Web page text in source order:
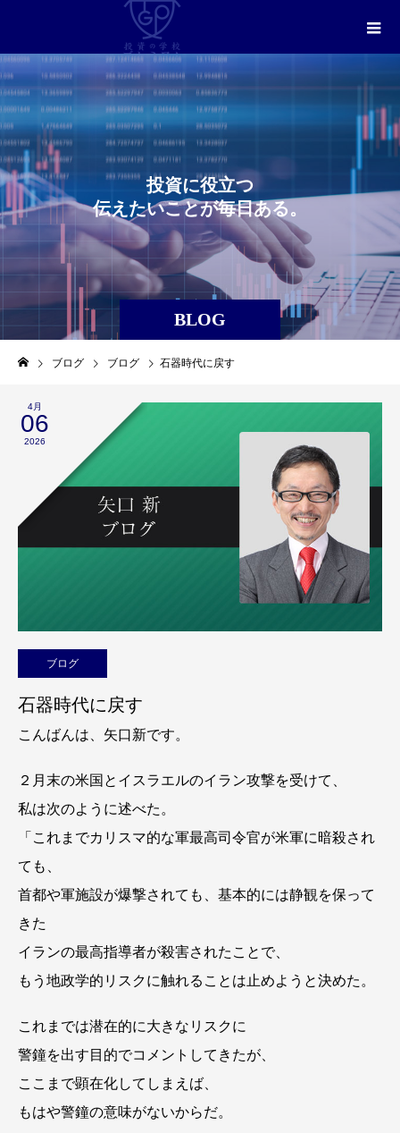
BLOG
投資に役立つ
伝え たいことが毎日ある。
ブログ ブログ 石器時代に戻す
4月
06
2026
ブログ
石器時代に戻す
こんばんは、矢口新です。
２月末の米国とイスラエルのイラン攻撃を受けて、
私は次のように述べた。
「これまでカリスマ的な軍最高司令官が米軍に暗殺され
ても、
首都や軍施設が爆撃されても、基本的には静観を保って
きた
イランの最高指導者が殺害されたことで、
もう地政学的リスクに触れることは止めようと決めた。
これまでは潜在的に大きなリスクに
警鐘を出す目的でコメントしてきたが、
ここまで顕在化してしまえば、
もはや警鐘の意味がないからだ。